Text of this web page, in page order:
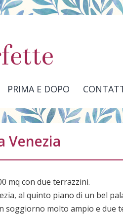
PRIMA E DOPO
Venezia
mq con due terrazzini.
al quinto piano di un bel
soggiorno molto ampio e due